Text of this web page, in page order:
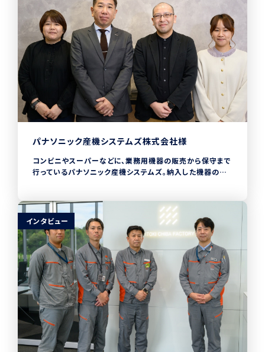
を活用するという珍しい事例です。
パナソニック産機システムズ株式会社様
コンビニやスーパーなどに、業務用機器の販売から保守まで
行っているパナソニック産機システムズ。納入した機器の修
器データを、手書きのメモとExcelで管理をしていたため、膨
大なデータを円滑に活用できていませんでした。2024年1月
からCHECKROIDの導入と同社のQRコードを組み合わせ
ることで、現場での機器登録の時間短縮や、現場とオフィスに
おけるリアルタイムでのデータ共有を実現しました。
インタビュー